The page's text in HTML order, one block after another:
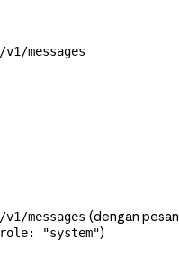
/v1/messages
/v1/messages (dengan pesan
role: "system")